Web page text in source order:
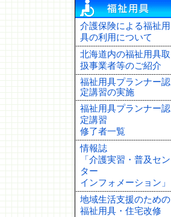
介護保険による福祉用
具の利用について
北海道内の福祉用具取
扱事業者等のご紹介
福祉用具プランナー認
定講習の実施
福祉用具プランナー認
定講習
修了者一覧
情報誌
「介護実習・普及セン
ター
インフォメーション」
地域生活支援のための
福祉用具・住宅改修